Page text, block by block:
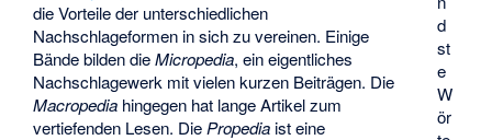
d
st
e
W
ör
die Vorteile der unterschiedlichen
Nachschlageformen in sich zu vereinen. Einige
Bände bilden dieMicropedia, ein eigentliches
Nachschlagewerk mit vielen kurzen Beiträgen. Die
Macropedia hingegen hat lange Artikel zum
vertiefenden Lesen. Die Propedia ist eine